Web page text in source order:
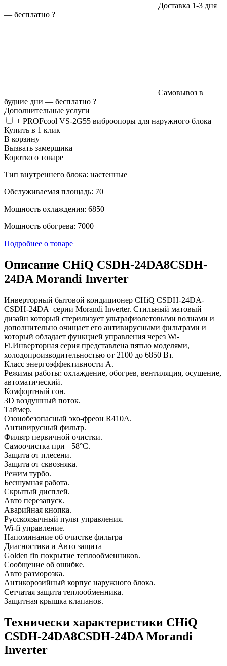
Доставка 1-3 дня
— бесплатно ?
Самовывоз в
будние дни — бесплатно ?
Дополнительные услуги
+ PROFcool VS-2G55 виброопоры для наружного блока
Купить в 1 клик
В корзину
Вызвать замерщика
Коротко о товаре
Тип внутреннего блока: настенные
Обслуживаемая площадь: 70
Мощность охлаждения: 6850
Мощность обогрева: 7000
Подробнее о товаре
Описание CHiQ CSDH-24DA8CSDH-
24DA Morandi Inverter
Инверторный бытовой кондиционер CHiQ CSDH-24DA-
CSDH-24DA серии Morandi Inverter. Стильный матовый
дизайн который стерилизует ультрафиолетовыми волнами и
дополнительно очищает его антивирусными фильтрами и
который обладает функцией управления через Wi-
Fi.Инверторная серия представлена пятью моделями,
холодопроизводительностью от 2100 до 6850 Вт.
Класс энергоэффективности А.
Режимы работы: охлаждение, обогрев, вентиляция, осушение,
автоматический.
Комфортный сон.
3D воздушный поток.
Таймер.
Озонобезопасный эко-фреон R410A.
Антивирусный фильтр.
Фильтр первичной очистки.
Самоочистка при +58°C.
Защита от плесени.
Защита от сквозняка.
Режим турбо.
Бесшумная работа.
Скрытый дисплей.
Авто перезапуск.
Аварийная кнопка.
Русскоязычный пульт управления.
Wi-fi управление.
Напоминание об очистке фильтра
Диагностика и Авто защита
Golden fin покрытие теплообменников.
Сообщение об ошибке.
Авто разморозка.
Антикорозийный корпус наружнoго блока.
Cетчатая защита теплообменника.
Защитная крышка клапанов.
Технически характеристики CHiQ
CSDH-24DA8CSDH-24DA Morandi
Inverter